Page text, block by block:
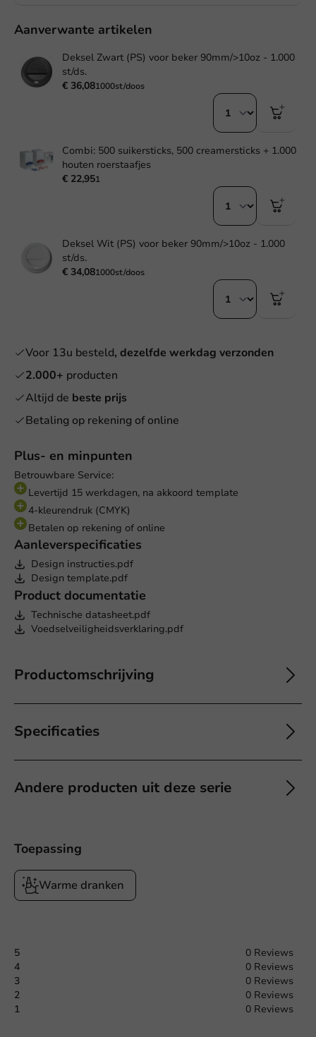
Plus- en minpunten
Betrouwbare Service:
Levertijd 15 werkdagen, na akkoord template
4-kleurendruk (CMYK)
Betalen op rekening of online
Aanleverspecificaties
Design instructies.pdf
Design template.pdf
Product documentatie
Technische datasheet.pdf
Voedselveiligheidsverklaring.pdf
Productomschrijving
Specificaties
Andere producten uit deze serie
Aanverwante artikelen
Deksel Zwart (PS) voor beker 90mm/>10oz - 1.000
st/ds.
€ 36,081000st/doos
Combi: 500 suikersticks, 500 creamersticks + 1.000
houten roerstaafjes
€ 22,951
Deksel Wit (PS) voor beker 90mm/>10oz - 1.000
st/ds.
€ 34,081000st/doos
Voor 13u besteld, dezelfde werkdag verzonden
2.000+ producten
Altijd de beste prijs
Betaling op rekening of online
Toepassing
Warme dranken
5
0 Reviews
4
0 Reviews
3
0 Reviews
2
0 Reviews
1
0 Reviews